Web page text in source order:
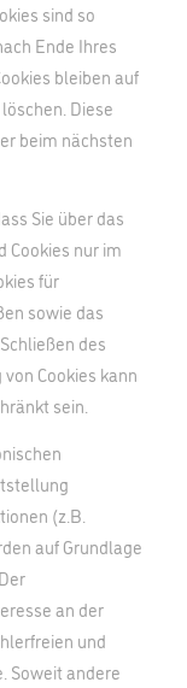
sind so
Ende Ihres
bleiben auf
Diese
beim nächsten
Sie über das
Cookies nur im
für
sowie das
des
Cookies kann
sein.
(z.B.
auf Grundlage
an der
und
Soweit andere